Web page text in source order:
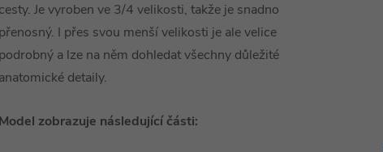
cesty. Je vyroben ve 3/4 velikosti, takže je snadno
přenosný. I přes svou menší velikosti je ale velice
podrobný a lze na něm dohledat všechny důležité
anatomické detaily.
Model zobrazuje následující části: